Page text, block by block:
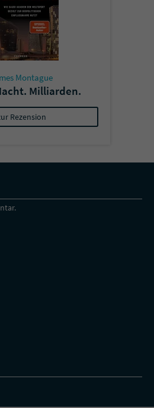
Montague
Milliarden.
Rezension